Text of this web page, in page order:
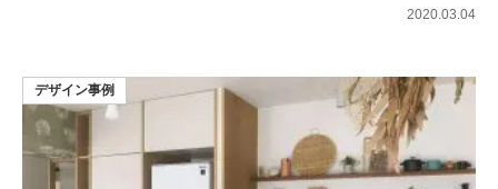
2020.03.04
デザイン事例